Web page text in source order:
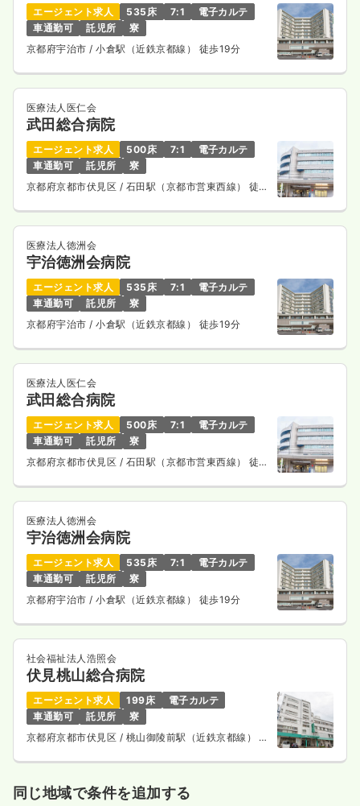
エージェント求人 535床 7:1
電子カルテ
車通勤可
託児所
寮
京都府宇治市/ 小倉駅（近鉄京都線） 徒歩19分
医療法人医仁会
武田総合病院
エージェント求人 500床 7:1
電子カルテ
車通勤可
託児所
寮
京都府京都市伏見区 / 石田駅（京都市営東西線） 徒歩
医療法人徳洲会
宇治徳洲会病院
エージェント求人 535床 7:1
電子カルテ
車通勤可
託児所
寮
京都府宇治市/ 小倉駅（近鉄京都線） 徒歩19分
医療法人医仁会
武田総合病院
エージェント求人 500床 7:1
電子カルテ
車通勤可
託児所
寮
京都府京都市伏見区 / 石田駅（京都市営東西線） 徒歩
医療法人徳洲会
宇治徳洲会病院
エージェント求人 535床 7:1
電子カルテ
車通勤可
託児所
寮
京都府宇治市/ 小倉駅（近鉄京都線） 徒歩19分
社会福祉法人浩照会
伏見桃山総合病院
エージェント求人 199床
電子カルテ
車通勤可
託児所
寮
京都府京都市伏見区 / 桃山御陵前駅（近鉄京都線） 徒
同じ地域で条件を追加する